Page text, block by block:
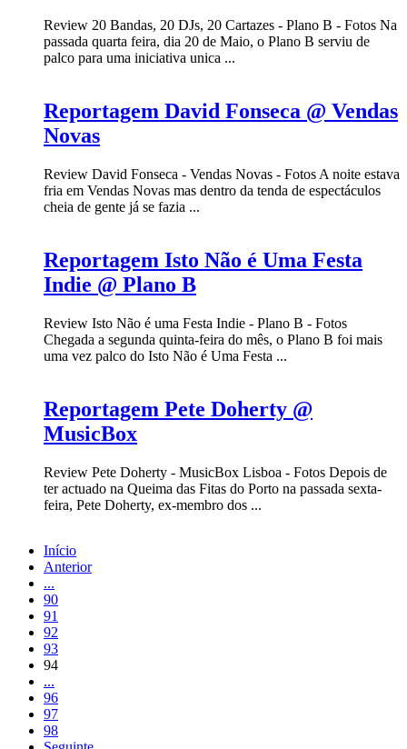
Review 20 Bandas, 20 DJs, 20 Cartazes - Plano B - Fotos Na
passada quarta feira, dia 20 de Maio, o Plano B serviu de
palco para uma iniciativa unica ...
Reportagem David Fonseca @ Vendas
Novas
Review David Fonseca - Vendas Novas - Fotos A noite estava
fria em Vendas Novas mas dentro da tenda de espectáculos
cheia de gente já se fazia ...
Reportagem Isto Não é Uma Festa
Indie @ Plano B
Review Isto Não é uma Festa Indie - Plano B - Fotos
Chegada a segunda quinta-feira do mês, o Plano B foi mais
uma vez palco do Isto Não é Uma Festa ...
Reportagem Pete Doherty @
MusicBox
Review Pete Doherty - MusicBox Lisboa - Fotos Depois de
ter actuado na Queima das Fitas do Porto na passada sexta-
feira, Pete Doherty, ex-membro dos ...
Início
Anterior
...
90
91
92
93
94
...
96
97
98